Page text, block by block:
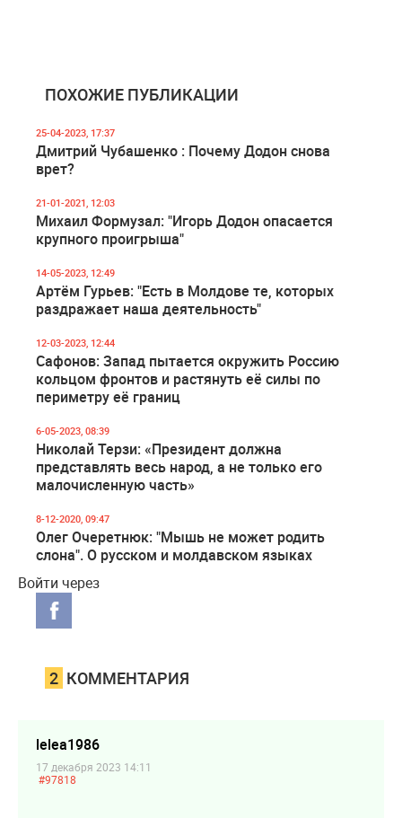
ПОХОЖИЕ ПУБЛИКАЦИИ
25-04-2023, 17:37
Дмитрий Чубашенко : Почему Додон снова
врет?
21-01-2021, 12:03
Михаил Формузал: "Игорь Додон опасается
крупного проигрыша"
14-05-2023, 12:49
Артём Гурьев: "Есть в Молдове те, которых
раздражает наша деятельность"
12-03-2023, 12:44
Сафонов: Запад пытается окружить Россию
кольцом фронтов и растянуть её силы по
периметру её границ
6-05-2023, 08:39
Николай Терзи: «Президент должна
представлять весь народ, а не только его
малочисленную часть»
8-12-2020, 09:47
Олег Очеретнюк: "Мышь не может родить
слона". О русском и молдавском языках
Войти через
2 КОММЕНТАРИЯ
lelea1986
17 декабря 2023 14:11
#97818